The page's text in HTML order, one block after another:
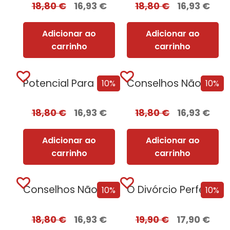
18,80€ 16,93 €
Adicionar ao
carrinho
18,80€ 16,93 €
Adicionar ao
carrinho
10%
Potencial Para Matar
18,80€ 16,93 €
Adicionar ao
carrinho
10%
Conselhos Não Solicitados de Vera Wong para Assassinos + Oferta O Sacrifício da Rainha
18,80€ 16,93 €
Adicionar ao
carrinho
10%
Conselhos Não Solicitados de Vera Wong para Assassinos
18,80€ 16,93 €
10%
O Divórcio Perfeito com EDGES
19,90€ 17,90 €